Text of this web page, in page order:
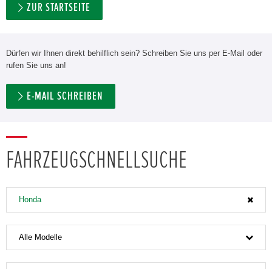
ZUR STARTSEITE
Dürfen wir Ihnen direkt behilflich sein? Schreiben Sie uns per E-Mail oder
rufen Sie uns an!
E-MAIL SCHREIBEN
FAHRZEUGSCHNELLSUCHE
Honda
Alle Modelle